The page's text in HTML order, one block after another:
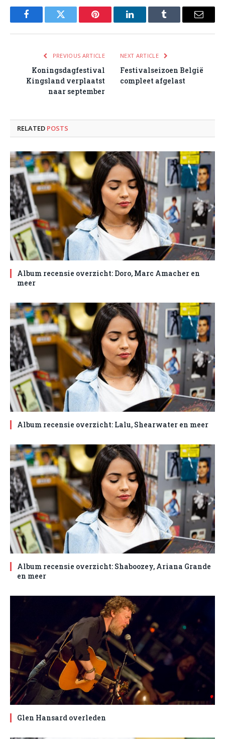
FacebookTwitter Pinterest LinkedInTumblr Email
PREVIOUS ARTICLE
Koningsdagfestival
Kingsland verplaatst
naar september
NEXT ARTICLE
Festivalseizoen België
compleet afgelast
RELATED POSTS
Album recensie overzicht: Doro, Marc Amacher en
meer
Album recensie overzicht: Lalu, Shearwater en meer
Album recensie overzicht: Shaboozey, Ariana Grande
en meer
Glen Hansard overleden